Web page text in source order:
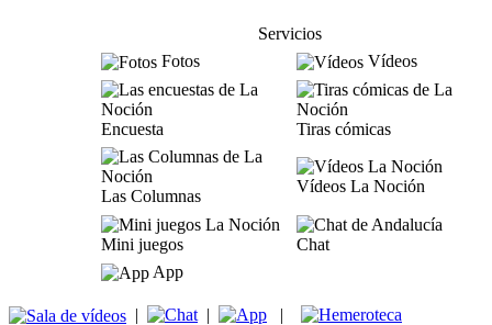
Servicios
Fotos
Vídeos
Encuesta Tiras cómicas
Las Columnas
Vídeos La Noción
Mini juegos
Chat
App
| | |